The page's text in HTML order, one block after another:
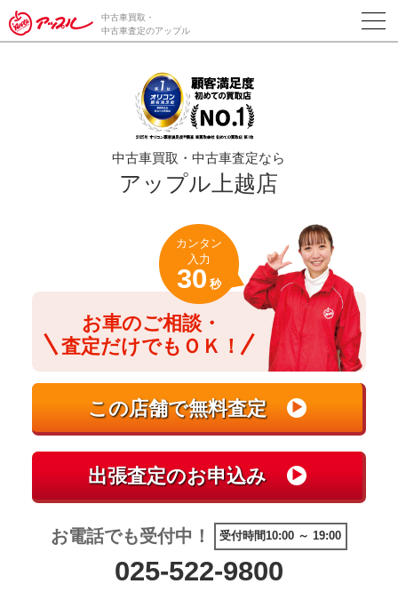
/*ABテスト_新規査定フォームの為のCVボタン*/
中古車買取・
中古車査定のアップル
中古車買取・中古車査定なら
アップル上越店
お車のご相談・
査定だけでもＯＫ！
カンタン
入力
30 秒
お電話でも受付中！ 受付時間10:00 ～ 19:00
025-522-9800